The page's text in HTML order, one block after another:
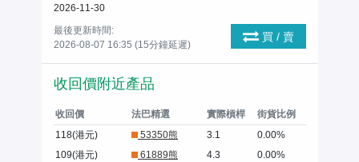
2026-11-30
最後更新時間:
2026-08-07 16:35 (15分鐘延遲)
買 / 賣
收回價附近產品
收回價 法巴精選 實際槓桿
街貨比例
118(港元)
53350熊 3.1
0.00%
109(港元)
61889熊 4.3
0.00%